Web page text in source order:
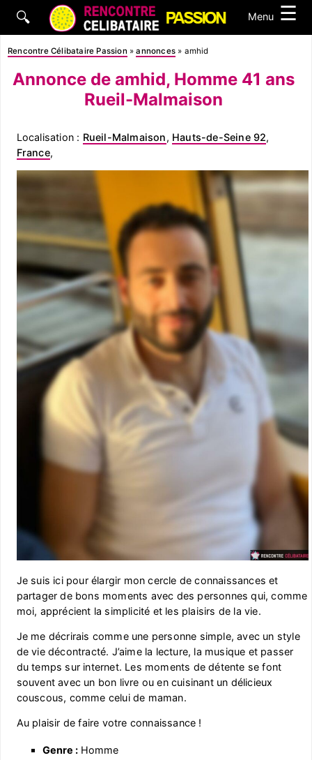
🔍 Menu ☰
Rencontre Célibataire Passion »annonces » amhid
Annonce de amhid, Homme 41 ans
Rueil-Malmaison
Localisation : Rueil-Malmaison, Hauts-de-Seine 92,
France,
Je suis ici pour élargir mon cercle de connaissances et
partager de bons moments avec des personnes qui, comme
moi, apprécient la simplicité et les plaisirs de la vie.
Je me décrirais comme une personne simple, avec un style
de vie décontracté. J’aime la lecture, la musique et passer
du temps sur internet. Les moments de détente se font
souvent avec un bon livre ou en cuisinant un délicieux
couscous, comme celui de maman.
Au plaisir de faire votre connaissance !
Genre :Homme